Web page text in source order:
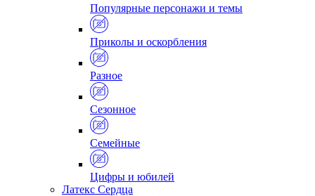
Популярные персонажи и темы
Приколы и оскорбления
Разное
Сезонное
Семейные
Цифры и юбилей
Латекс Сердца